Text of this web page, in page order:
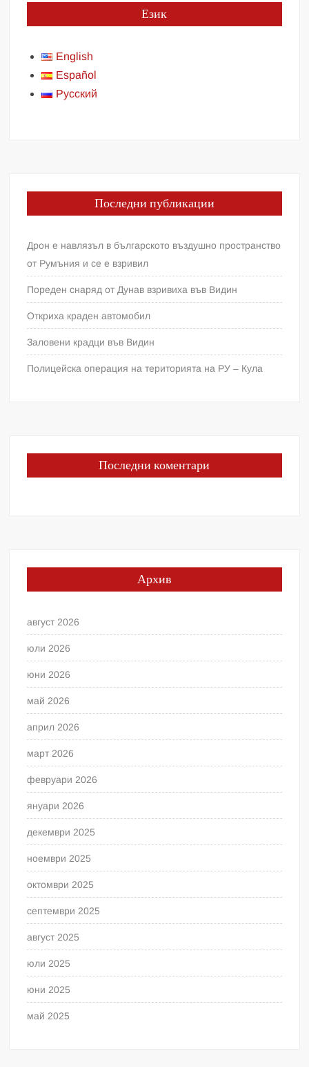
Език
English
Español
Русский
Последни публикации
Дрон е навлязъл в българското въздушно пространство
от Румъния и се е взривил
Пореден снаряд от Дунав взривиха във Видин
Откриха краден автомобил
Заловени крадци във Видин
Полицейска операция на територията на РУ – Кула
Последни коментари
Архив
август 2026
юли 2026
юни 2026
май 2026
април 2026
март 2026
февруари 2026
януари 2026
декември 2025
ноември 2025
октомври 2025
септември 2025
август 2025
юли 2025
юни 2025
май 2025